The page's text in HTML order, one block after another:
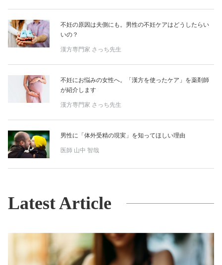
不妊の原因は夫側にも。男性の不妊ケアはどうしたらい
いの？
漢方専門家 さっち先生
不妊にお悩みの女性へ。「漢方を使ったケア」を薬剤師
が紹介します
漢方専門家 さっち先生
男性に「体外受精の現実」を知ってほしい理由
医師 山中 智哉
Latest Article